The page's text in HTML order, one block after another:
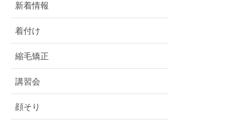
新着情報
着付け
縮毛矯正
講習会
顔そり